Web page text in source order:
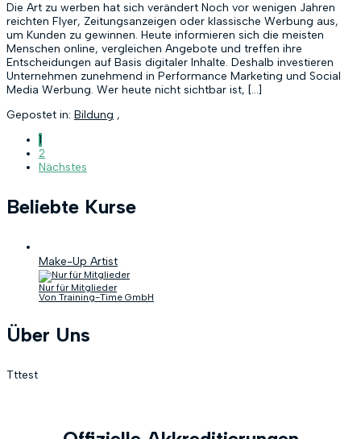
Die Art zu werben hat sich verändert Noch vor wenigen Jahren
reichten Flyer, Zeitungsanzeigen oder klassische Werbung aus,
um Kunden zu gewinnen. Heute informieren sich die meisten
Menschen online, vergleichen Angebote und treffen ihre
Entscheidungen auf Basis digitaler Inhalte. Deshalb investieren
Unternehmen zunehmend in Performance Marketing und Social
Media Werbung. Wer heute nicht sichtbar ist, […]
Gepostet in: Bildung ,
1
2
Nächstes
Beliebte Kurse
Make-Up Artist
Nur für Mitglieder
Von Training-Time GmbH
Über Uns
Tttest